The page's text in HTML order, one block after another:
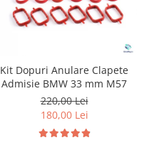
Kit Dopuri Anulare Clapete
Admisie BMW 33 mm M57
220,00 Lei
180,00 Lei